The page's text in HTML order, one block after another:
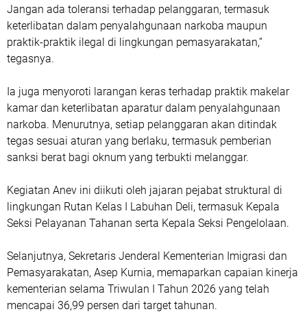
Jangan ada toleransi terhadap pelanggaran, termasuk
keterlibatan dalam penyalahgunaan narkoba maupun
praktik-praktik ilegal di lingkungan pemasyarakatan,”
tegasnya.
Ia juga menyoroti larangan keras terhadap praktik makelar
kamar dan keterlibatan aparatur dalam penyalahgunaan
narkoba. Menurutnya, setiap pelanggaran akan ditindak
tegas sesuai aturan yang berlaku, termasuk pemberian
sanksi berat bagi oknum yang terbukti melanggar.
Kegiatan Anev ini diikuti oleh jajaran pejabat struktural di
lingkungan Rutan Kelas I Labuhan Deli, termasuk Kepala
Seksi Pelayanan Tahanan serta Kepala Seksi Pengelolaan.
Selanjutnya, Sekretaris Jenderal Kementerian Imigrasi dan
Pemasyarakatan, Asep Kurnia, memaparkan capaian kinerja
kementerian selama Triwulan I Tahun 2026 yang telah
mencapai 36,99 persen dari target tahunan.